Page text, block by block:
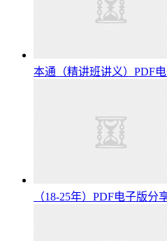
本通（精讲班讲义）PDF
（18-25年）PDF电子版分